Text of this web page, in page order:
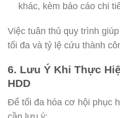
khác, kèm báo cáo chi
Việc tuân thủ quy trình
tối đa và tỷ lệ cứu thành
6. Lưu Ý Khi Thực
HDD
Để tối đa hóa cơ hội phục